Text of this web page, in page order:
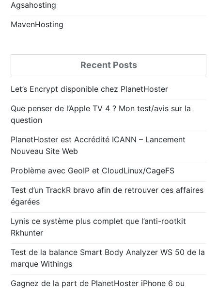
Agsahosting
MavenHosting
Recent Posts
Let’s Encrypt disponible chez PlanetHoster
Que penser de l’Apple TV 4 ? Mon test/avis sur la
question
PlanetHoster est Accrédité ICANN – Lancement
Nouveau Site Web
Problème avec GeoIP et CloudLinux/CageFS
Test d’un TrackR bravo afin de retrouver ces affaires
égarées
Lynis ce système plus complet que l’anti-rootkit
Rkhunter
Test de la balance Smart Body Analyzer WS 50 de la
marque Withings
Gagnez de la part de PlanetHoster iPhone 6 ou